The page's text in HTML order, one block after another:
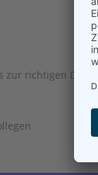
richtigen